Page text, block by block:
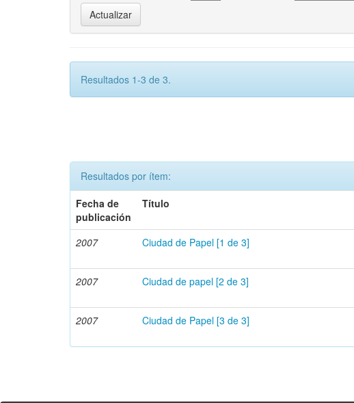
Resultados 1-3 de 3.
Resultados por ítem:
Fecha de
publicación
Título
2007 Ciudad de Papel [1 de 3]
2007
Ciudad de papel [2 de 3]
2007
Ciudad de Papel [3 de 3]